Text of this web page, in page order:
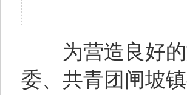
为营造良好的
委、共青团闸坡